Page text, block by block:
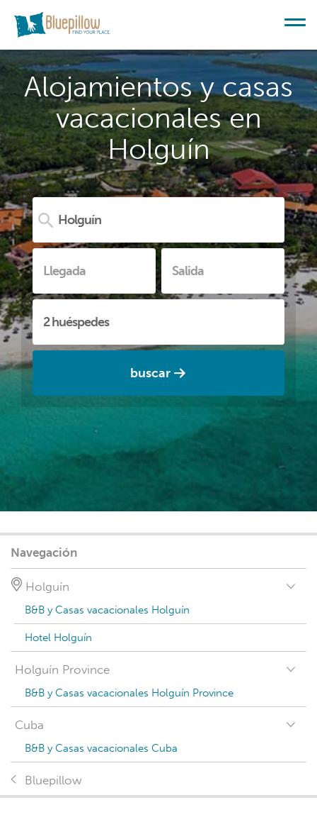
Alojamientos y casas
vacacionales en
Holguín
buscar
Navegación
Holguín
B&B y Casas vacacionales Holguín
Hotel Holguín
Holguín Province
B&B y Casas vacacionales Holguín Province
Cuba
B&B y Casas vacacionales Cuba
Bluepillow